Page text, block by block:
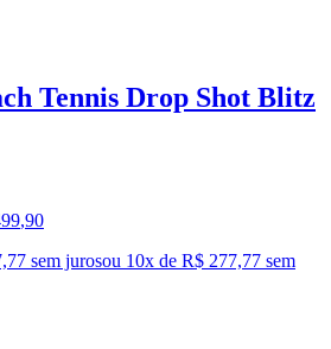
Tennis Drop Shot Blitz
,90
sem jurosou 10x de R$ 277,77 sem